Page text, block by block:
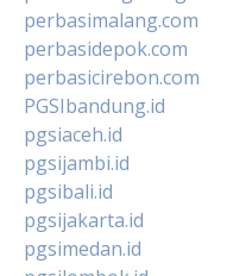
perbasimalang.com
perbasidepok.com
perbasicirebon.com
PGSIbandung.id
pgsiaceh.id
pgsijambi.id
pgsibali.id
pgsijakarta.id
pgsimedan.id